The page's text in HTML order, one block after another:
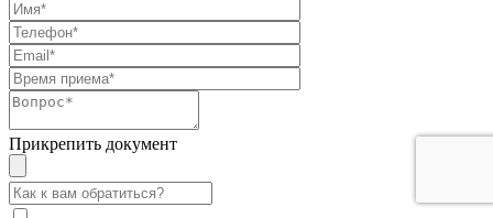
Прикрепить документ